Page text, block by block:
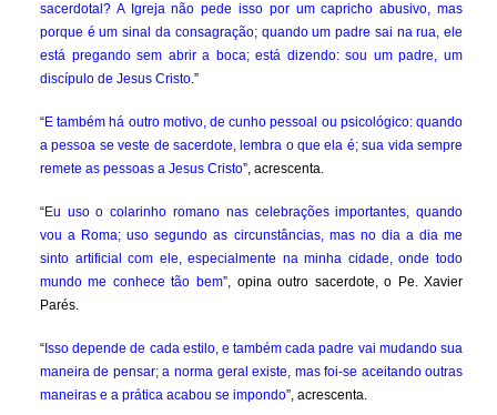
sacerdotal? A Igreja não pede isso por um capricho abusivo, mas
porque é um sinal da consagração; quando um padre sai na rua, ele
está pregando sem abrir a boca; está dizendo: sou um padre, um
discípulo de Jesus Cristo.”
“E também há outro motivo, de cunho pessoal ou psicológico: quando
a pessoa se veste de sacerdote, lembra o que ela é; sua vida sempre
remete as pessoas a Jesus Cristo”, acrescenta.
“Eu uso o colarinho romano nas celebrações importantes, quando
vou a Roma; uso segundo as circunstâncias, mas no dia a dia me
sinto artificial com ele, especialmente na minha cidade, onde todo
mundo me conhece tão bem”, opina outro sacerdote, o Pe. Xavier
Parés.
“Isso depende de cada estilo, e também cada padre vai mudando sua
maneira de pensar; a norma geral existe, mas foi-se aceitando outras
maneiras e a prática acabou se impondo”, acrescenta.